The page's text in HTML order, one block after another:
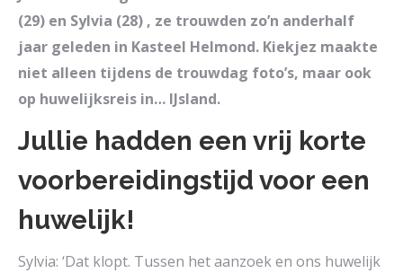
(29) en Sylvia (28) , ze trouwden zo’n anderhalf
jaar geleden in Kasteel Helmond. Kiekjez maakte
niet alleen tijdens de trouwdag foto’s, maar ook
op huwelijksreis in… IJsland.
Jullie hadden een vrij korte
voorbereidingstijd voor een
huwelijk!
Sylvia: ‘Dat klopt. Tussen het aanzoek en ons huwelijk